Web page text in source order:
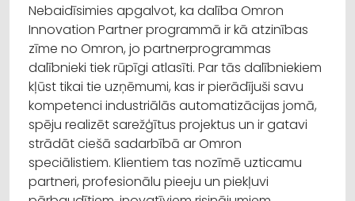
Nebaidīsimies apgalvot, ka dalība Omron
Innovation Partner programmā ir kā atzinības
zīme no Omron, jo partnerprogrammas
dalībnieki tiek rūpīgi atlasīti. Par tās dalībniekiem
kļūst tikai tie uzņēmumi, kas ir pierādījuši savu
kompetenci industriālās automatizācijas jomā,
spēju realizēt sarežģītus projektus un ir gatavi
strādāt ciešā sadarbībā ar Omron
speciālistiem. Klientiem tas nozīmē uzticamu
partneri, profesionālu pieeju un piekļuvi